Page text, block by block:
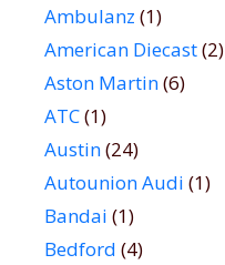
Ambulanz (1)
American Diecast(2)
Aston Martin(6)
ATC(1)
Austin(24)
Autounion Audi (1)
Bandai (1)
Bedford (4)